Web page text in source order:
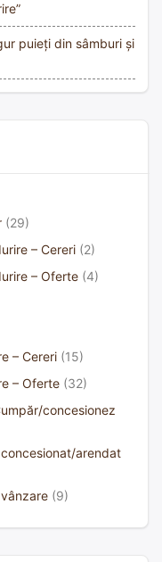
puieți din sâmburi și
(29)
– Cereri (2)
– Oferte (4)
– Cereri (15)
– Oferte (32)
concesionez
arendat
(9)